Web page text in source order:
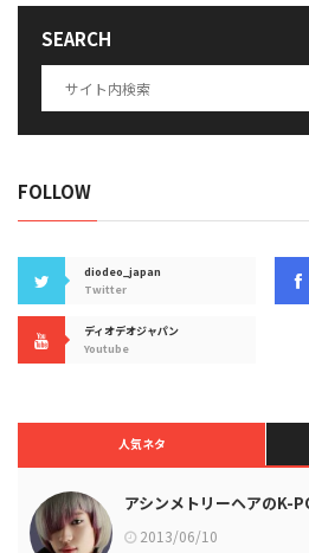
SEARCH
FOLLOW
diodeo_japan
Twitter
ディオデオジャパン
Youtube
人気ネタ
アシンメトリーヘアのK-
2013/06/10